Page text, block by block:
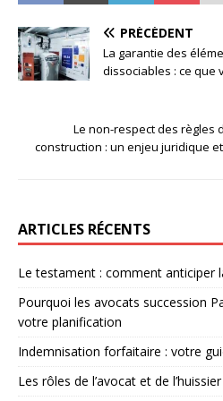
PRÉCÉDENT
La garantie des
dissociables : ce que
Le non-respect des règles
construction : un enjeu juridique
ARTICLES RÉCENTS
Le testament : comment anticiper
Pourquoi les avocats succession
votre planification
Indemnisation forfaitaire : votre
Les rôles de l’avocat et de